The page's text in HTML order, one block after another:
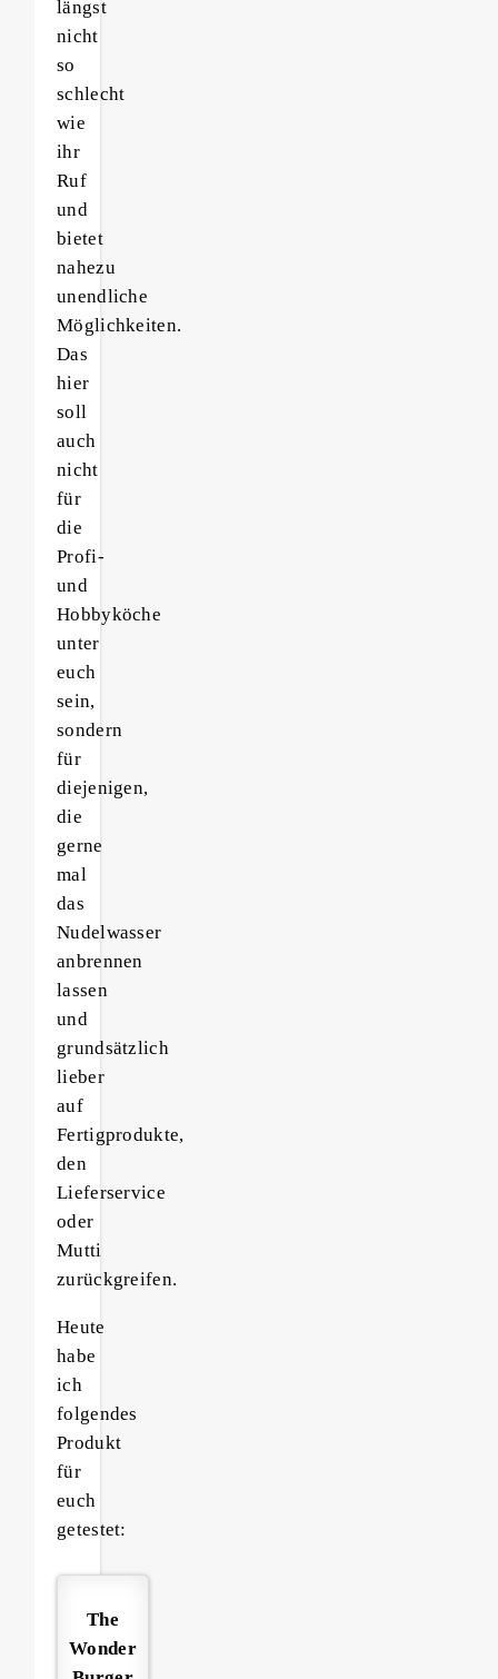
längst
nicht
so
schlecht
wie
ihr
Ruf
und
bietet
nahezu
unendliche
Möglichkeiten.
Das
hier
soll
auch
nicht
für
die
Profi-
und
Hobbyköche
unter
euch
sein,
sondern
für
diejenigen,
die
gerne
mal
das
Nudelwasser
anbrennen
lassen
und
grundsätzlich
lieber
auf
Fertigprodukte,
den
Lieferservice
oder
Mutti
zurückgreifen.
Heute
habe
ich
folgendes
Produkt
für
euch
getestet:
The
Wonder